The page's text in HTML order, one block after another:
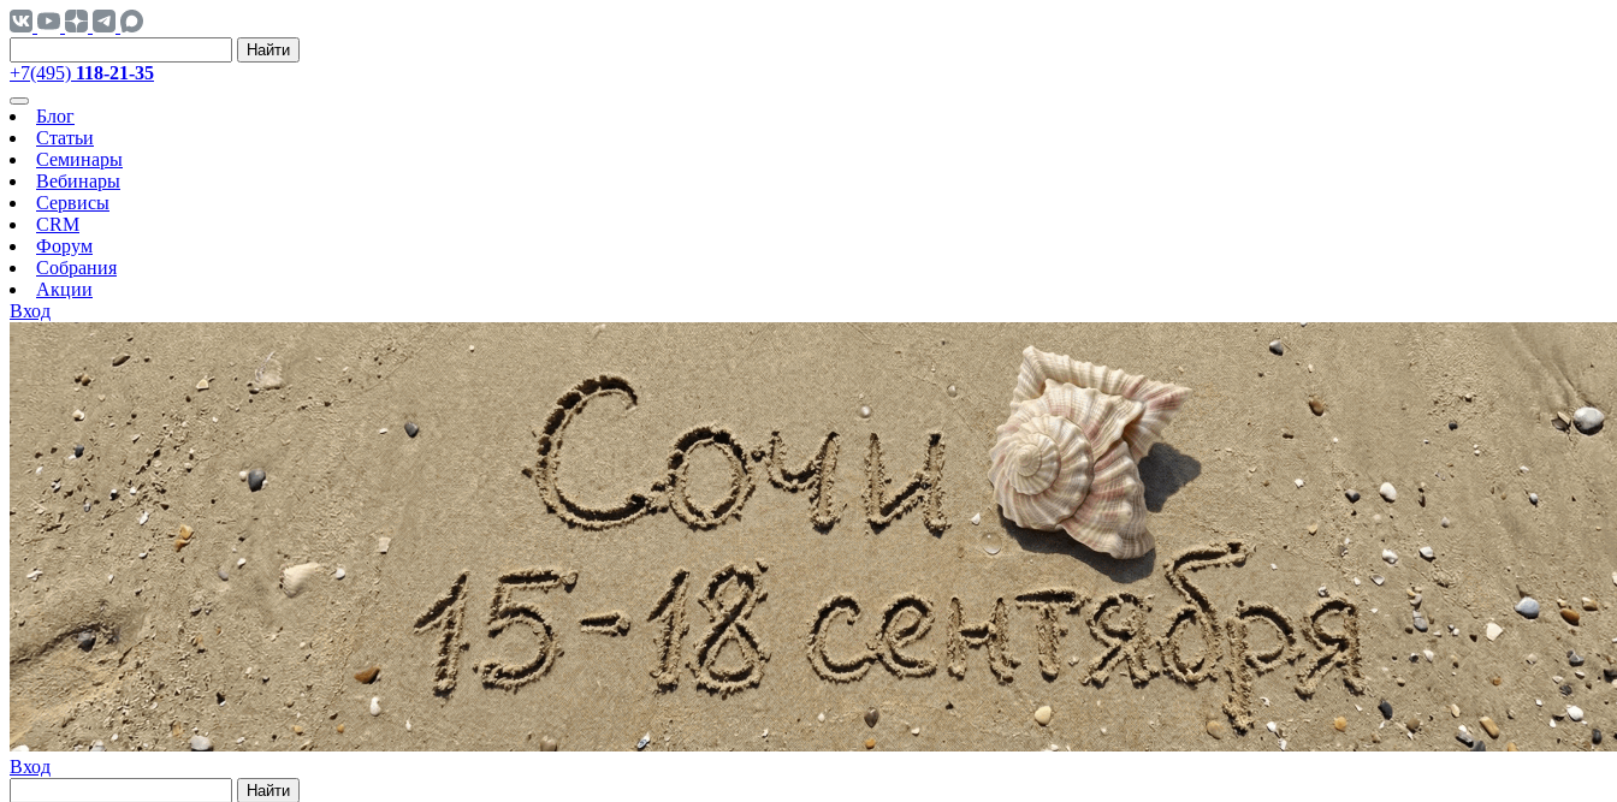
Найти
+7(495) 118-21-35
Блог
Статьи
Семинары
Вебинары
Сервисы
CRM
Форум
Собрания
Акции
Вход
Вход
Найти